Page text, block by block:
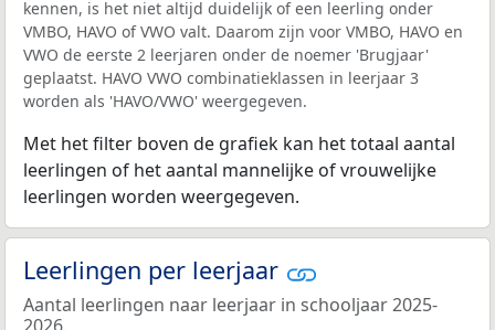
kennen, is het niet altijd duidelijk of een leerling onder
VMBO, HAVO of VWO valt. Daarom zijn voor VMBO, HAVO en
VWO de eerste 2 leerjaren onder de noemer 'Brugjaar'
geplaatst. HAVO VWO combinatieklassen in leerjaar 3
worden als 'HAVO/VWO' weergegeven.
Met het filter boven de grafiek kan het totaal aantal
leerlingen of het aantal mannelijke of vrouwelijke
leerlingen worden weergegeven.
Leerlingen per leerjaar
Aantal leerlingen naar leerjaar in schooljaar 2025-
2026.